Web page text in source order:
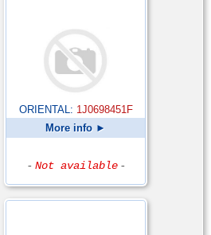
ORIENTAL: 1J0698451F
More info ►
- Not available -